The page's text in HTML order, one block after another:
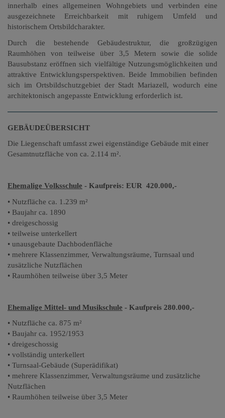
innerhalb eines allgemeinen Wohngebiets und verbinden eine
ausgezeichnete Erreichbarkeit mit ruhigem Umfeld und
historischem Ortsbildcharakter.
Durch die bestehende Gebäudestruktur, die großzügigen
Raumhöhen von teilweise über 3,5 Metern sowie die solide
Bausubstanz eröffnen sich vielfältige Nutzungsmöglichkeiten und
attraktive Entwicklungsperspektiven. Beide Immobilien befinden
sich im Ortsbildschutzgebiet der Stadt Mariazell, wodurch eine
architektonisch angepasste Entwicklung erforderlich ist.
GEBÄUDEÜBERSICHT
Die Liegenschaft umfasst zwei eigenständige Gebäude mit einer
Gesamtnutzfläche von ca. 2.114 m².
Ehemalige Volksschule - Kaufpreis: EUR 420.000,-
• Nutzfläche ca. 1.239 m²
• Baujahr ca. 1890
• dreigeschossig
• teilweise unterkellert
• unausgebaute Dachbodenfläche
• mehrere Klassenzimmer, Verwaltungsräume, Turnsaal und
zusätzliche Nutzflächen
• Raumhöhen teilweise über 3,5 Meter
Ehemalige Mittel- und Musikschule - Kaufpreis 280.000,-
• Nutzfläche ca. 875 m²
• Baujahr ca. 1952/1953
• dreigeschossig
• vollständig unterkellert
• Turnsaal-Gebäude (Superädifikat)
• mehrere Klassenzimmer, Verwaltungsräume und zusätzliche
Nutzflächen
• Raumhöhen teilweise über 3,5 Meter